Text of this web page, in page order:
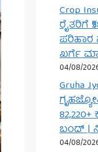
Crop
ರೈತರಿಗೆ
ಖರ್ಗೆ
04/08/
Gruha
ಬಂದ್ |
04/08/